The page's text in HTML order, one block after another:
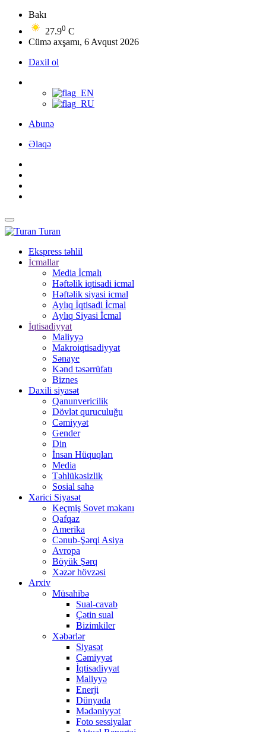
Bakı
27.90 C
Cümə axşamı, 6 Avqust 2026
Daxil ol
Abunə
Əlaqə
Turan
Ekspress təhlil
İcmallar
Media İcmalı
Həftəlik iqtisadi icmal
Həftəlik siyasi icmal
Aylıq İqtisadi İcmal
Aylıq Siyasi İcmal
İqtisadiyyat
Maliyyə
Makroiqtisadiyyat
Sənaye
Kənd təsərrüfatı
Biznes
Daxili siyasət
Qanunvericilik
Dövlət quruculuğu
Cəmiyyət
Gender
Din
İnsan Hüquqları
Media
Təhlükəsizlik
Sosial sahə
Xarici Siyasət
Keçmiş Sovet məkanı
Qafqaz
Amerika
Cənub-Şərqi Asiya
Avropa
Böyük Şərq
Xəzər hövzəsi
Arxiv
Müsahibə
Sual-cavab
Çətin sual
Bizimkiler
Xəbərlər
Siyasət
Cəmiyyət
İqtisadiyyat
Maliyyə
Enerji
Dünyada
Mədəniyyət
Foto sessiyalar